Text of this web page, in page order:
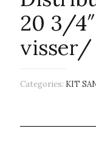
20 3/
visser/
Categories: KIT